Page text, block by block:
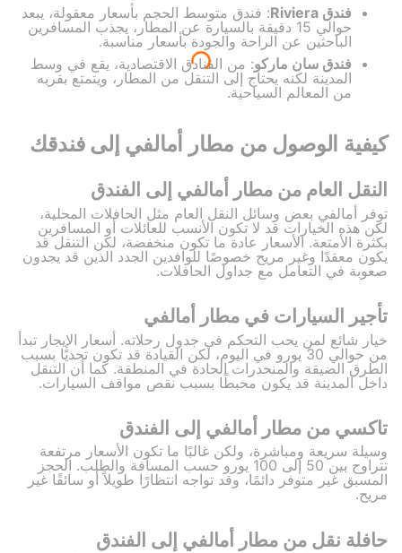
فندق Riviera
: فندق متوسط الحجم بأسعار معقولة، يبعد
حوالي 15 دقيقة بالسيارة عن المطار، يجذب المسافرين
الباحثين عن الراحة والجودة بأسعار مناسبة.
فندق سان ماركو: من الفنادق الاقتصادية، يقع في وسط
المدينة لكنه يحتاج إلى التنقل من المطار، ويتمتع بقربه
من المعالم السياحية.
كيفية الوصول من مطار أمالفي إلى فندقك
النقل العام من مطار أمالفي إلى الفندق
توفر أمالفي بعض وسائل النقل العام مثل الحافلات المحلية،
لكن هذه الخيارات قد لا تكون الأنسب للعائلات أو المسافرين
بكثرة الأمتعة. الأسعار عادة ما تكون منخفضة، لكن التنقل قد
يكون معقدًا وغير مريح خصوصًا للوافدين الجدد الذين قد يجدون
صعوبة في التعامل مع جداول الحافلات.
تأجير السيارات في مطار أمالفي
خيار شائع لمن يحب التحكم في جدول رحلاته. أسعار الإيجار تبدأ
من حوالي 30 يورو في اليوم، لكن القيادة قد تكون تحديًا بسبب
الطرق الضيقة والمنحدرات الحادة في المنطقة. كما أن التنقل
داخل المدينة قد يكون محبطًا بسبب نقص مواقف السيارات.
تاكسي من مطار أمالفي إلى الفندق
وسيلة سريعة ومباشرة، ولكن غالبًا ما تكون الأسعار مرتفعة
تتراوح بين 50 إلى 100 يورو حسب المسافة والطلب. الحجز
المسبق غير متوفر دائمًا، وقد تواجه انتظارًا طويلاً أو سائقًا غير
مريح.
حافلة نقل من مطار أمالفي إلى الفندق